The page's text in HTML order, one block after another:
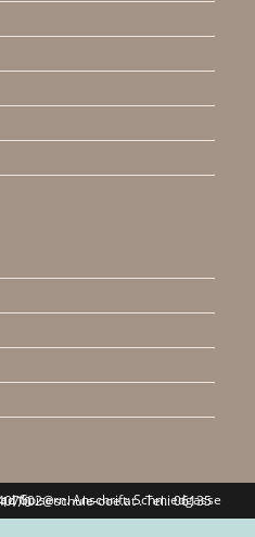
Anschrift: Schmiedgasse 13, 4822 Bad Goisern. E-Mail.: 407102@schule-ooe.at . Tel.: 06135 71470